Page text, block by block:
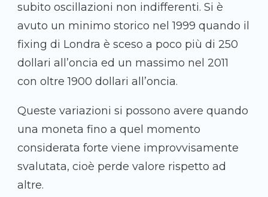
subito oscillazioni non indifferenti. Si è
avuto un minimo storico nel 1999 quando il
fixing di Londra è sceso a poco più di 250
dollari all’oncia ed un massimo nel 2011
con oltre 1900 dollari all’oncia.
Queste variazioni si possono avere quando
una moneta fino a quel momento
considerata forte viene improvvisamente
svalutata, cioè perde valore rispetto ad
altre.